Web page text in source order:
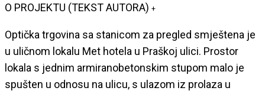
O PROJEKTU (TEKST AUTORA) +
Optička trgovina sa stanicom za pregled smještena je
u uličnom lokalu Met hotela u Praškoj ulici. Prostor
lokala s jednim armiranobetonskim stupom malo je
spušten u odnosu na ulicu, s ulazom iz prolaza u